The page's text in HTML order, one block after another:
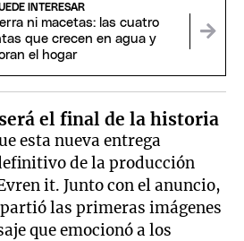
INTERESAR
ni macetas: las cuatro
que crecen en agua y
el hogar
el final de la historia
esta nueva entrega
de la producción
it. Junto con el anuncio,
las primeras imágenes
que emocionó a los